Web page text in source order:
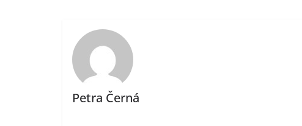
Petra Černá